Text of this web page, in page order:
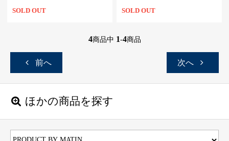
SOLD OUT
SOLD OUT
4商品中 1-4商品
前へ 次へ
ほかの商品を探す